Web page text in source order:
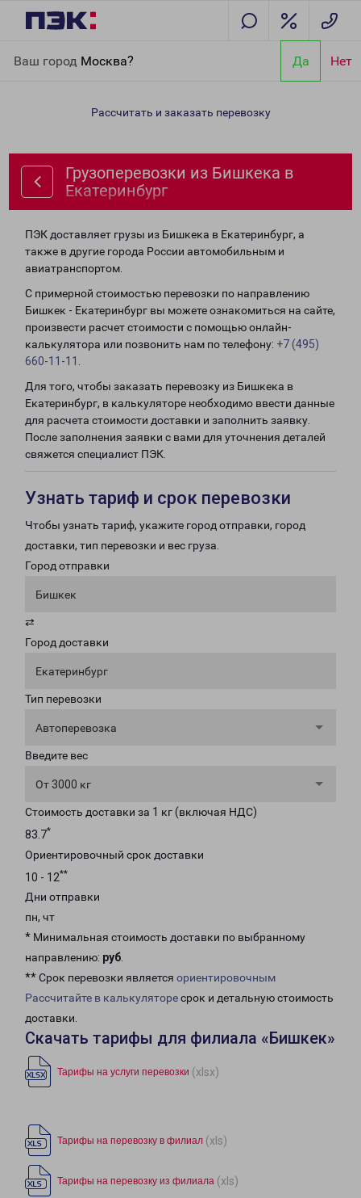
Ваш город Москва? Да Нет
Екатеринбург
Рассчитать и заказать перевозку
Грузоперевозки из Бишкека в
Екатеринбург
ПЭК доставляет грузы из Бишкека в Екатеринбург, а
также в другие города России автомобильным и
авиатранспортом.
С примерной стоимостью перевозки по направлению
Бишкек - Екатеринбург вы можете ознакомиться на сайте,
произвести расчет стоимости с помощью онлайн-
калькулятора или позвонить нам по телефону: +7 (495)
660-11-11
Для того, чтобы заказать перевозку из Бишкека в
Екатеринбург, в калькуляторе необходимо ввести данные
для расчета стоимости доставки и заполнить заявку.
После заполнения заявки с вами для уточнения деталей
свяжется специалист ПЭК.
Узнать тариф и срок перевозки
Чтобы узнать тариф, укажите город отправки, город
доставки, тип перевозки и вес груза.
Город отправки
Бишкек
⇄
Город доставки
Екатеринбург
Тип перевозки
Автоперевозка
Введите вес
От 3000 кг
Стоимость доставки за 1 кг (включая НДС)
83.7*
Ориентировочный срок доставки
10 - 12**
Дни отправки
пн, чт
* Минимальная стоимость доставки по выбранному
направлению: руб.
** Срок перевозки является ориентировочным
Рассчитайте в калькуляторесрок и детальную стоимость
доставки.
Скачать тарифы для филиала «Бишкек»
Тарифы на услуги перевозки (xlsx)
Тарифы на перевозку в филиал (xls)
Тарифы на перевозку из филиала (xls)